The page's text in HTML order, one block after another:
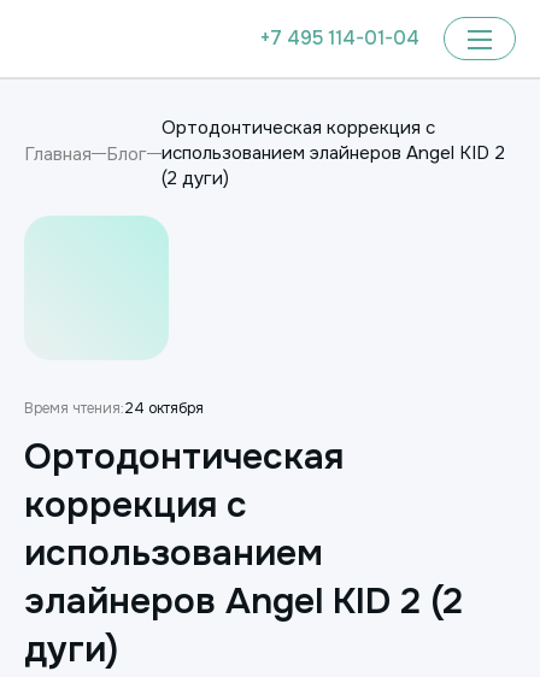
+7 495 114-01-04
Главная Блог
Ортодонтическая коррекция с
использованием элайнеров Angel KID 2
(2 дуги)
Время чтения:24 октября
Ортодонтическая
коррекция с
использованием
элайнеров Angel KID 2 (2
дуги)